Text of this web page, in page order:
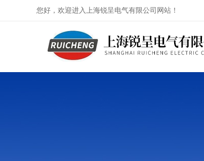
您好，欢迎进入上海锐呈电气有限公司网站！